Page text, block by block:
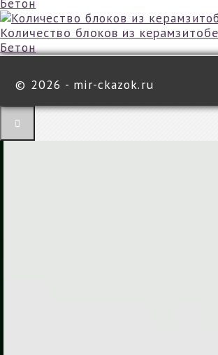
Количество блоков из
Бетон
© 2026 - mir-ckazok.ru